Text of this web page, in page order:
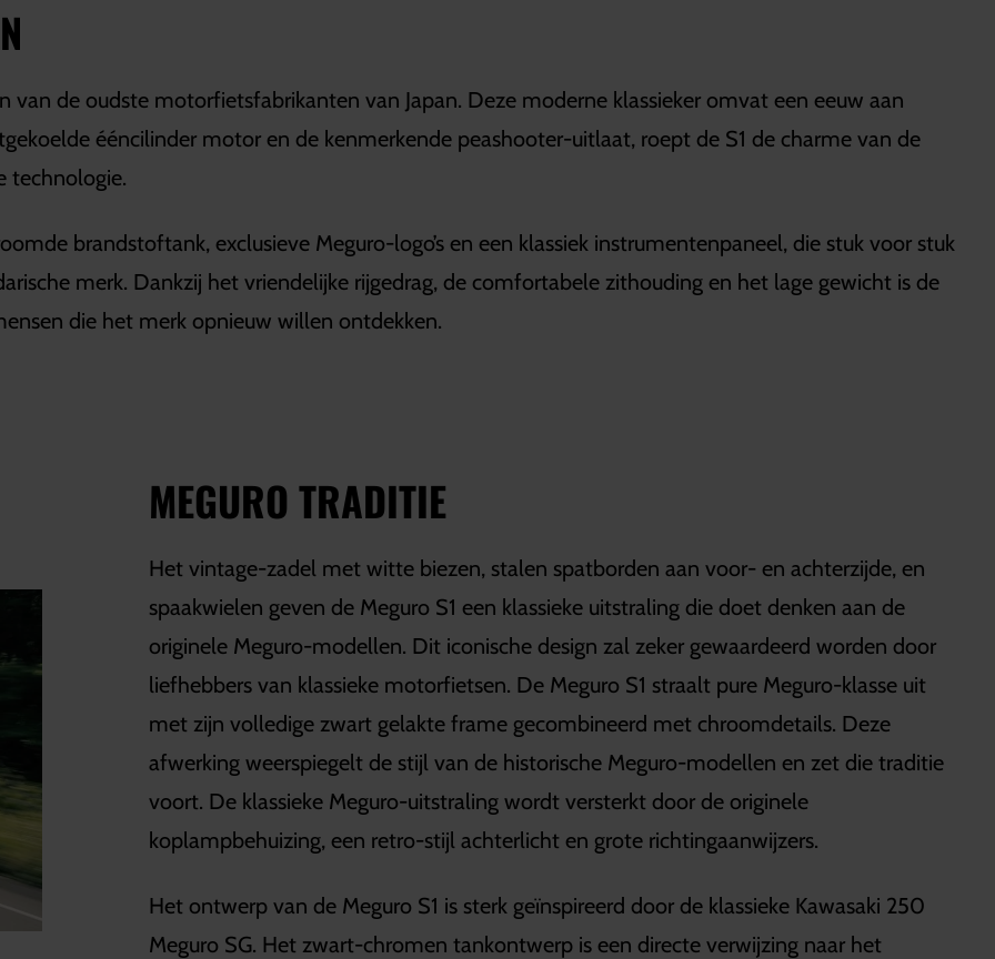
van de oudste motorfietsfabrikanten van Japan. Deze moderne klassieker omvat een eeuw aan
ééncilinder motor en de kenmerkende peashooter-uitlaat, roept de S1 de charme van de
technologie.
brandstoftank, exclusieve Meguro-logo’s en een klassiek instrumentenpaneel, die stuk voor stuk
merk. Dankzij het vriendelijke rijgedrag, de comfortabele zithouding en het lage gewicht is de
die het merk opnieuw willen ontdekken.
MEGURO TRADITIE
Het vintage-zadel met witte biezen, stalen spatborden aan voor- en achterzijde, en
spaakwielen geven de Meguro S1 een klassieke uitstraling die doet denken aan de
originele Meguro-modellen. Dit iconische design zal zeker gewaardeerd worden door
liefhebbers van klassieke motorfietsen. De Meguro S1 straalt pure Meguro-klasse uit
met zijn volledige zwart gelakte frame gecombineerd met chroomdetails. Deze
afwerking weerspiegelt de stijl van de historische Meguro-modellen en zet die traditie
voort. De klassieke Meguro-uitstraling wordt versterkt door de originele
koplampbehuizing, een retro-stijl achterlicht en grote richtingaanwijzers.
Het ontwerp van de Meguro S1 is sterk geïnspireerd door de klassieke Kawasaki 250
Meguro SG. Het zwart-chromen tankontwerp is een directe verwijzing naar het